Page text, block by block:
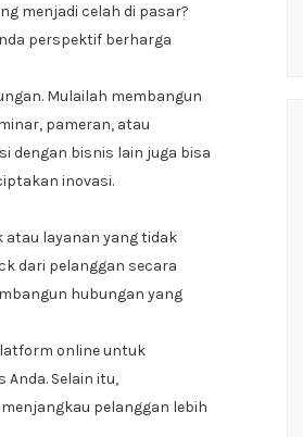
menjadi celah di pasar?
perspektif berharga
Mulailah membangun
pameran, atau
dengan bisnis lain juga bisa
inovasi.
atau layanan yang tidak
dari pelanggan secara
hubungan yang
online untuk
Selain itu,
pelanggan lebih